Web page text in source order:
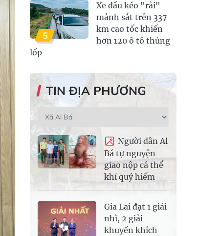
5
Xe đầu kéo "rải"
mảnh sắt trên 337
km cao tốc khiến
hơn 120 ô tô thủng
lốp
TIN ĐỊA PHƯƠNG
Người dân Al
Bá tự nguyện
giao nộp cá thể
khỉ quý hiếm
Gia Lai đạt 1 giải
nhì, 2 giải
khuyến khích